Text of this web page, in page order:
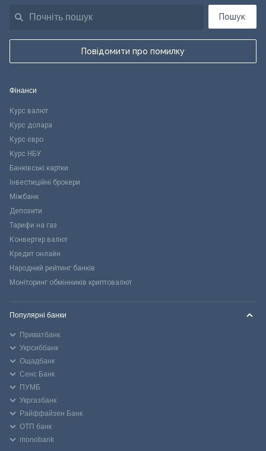
Пошук
Повідомити про помилку
Фінанси
Курс валют
Курс долара
Курс євро
Курс НБУ
Банківські картки
Інвестиційні брокери
Міжбанк
Депозити
Тарифи на газ
Конвертер валют
Кредит онлайн
Народний рейтинг банків
Моніторинг обмінників криптовалют
Популярні банки
Приватбанк
Укрсиббанк
Ощадбанк
Сенс Банк
ПУМБ
Укргазбанк
Райффайзен Банк
ОТП банк
monobank